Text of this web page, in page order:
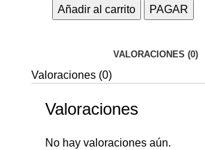
Añadir al carrito PAGAR
VALORACIONES (0)
Valoraciones (0)
Valoraciones
No hay valoraciones aún.